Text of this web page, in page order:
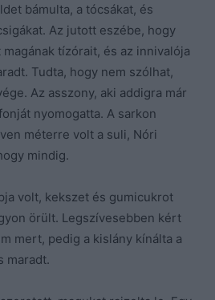
bámulta, a tócsákat, és
Az jutott eszébe, hogy
tízórait, és az innivalója
Tudta, hogy nem szólhat,
Az asszony, aki addigra már
nyomogatta. A sarkon
méterre volt a suli, Nóri
mindig.
volt, kekszet és gumicukrot
örült. Legszívesebben kért
mert, pedig a kislány kínálta a
maradt.